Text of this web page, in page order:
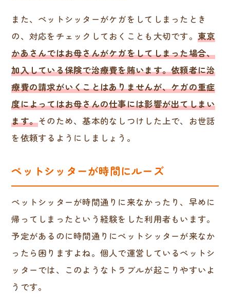
また、ペットシッターがケガをしてしまったとき
の、対応をチェックしておくことも大切です。 東京
かあさんではお母さんがケガをしてしまった場合、
加入している保険で治療費を賄います。依頼者に治
療費の請求がいくことはありませんが、ケガの重症
度によってはお母さんの仕事には影響が出てしまい
ます。そのため、基本的なしつけした上で、お世話
を依頼するようにしましょう。
ペットシッターが時間にルーズ
ペットシッターが時間通りに来なかったり、早めに
帰ってしまったという経験をした利用者もいます。
予定があるのに時間通りにペットシッターが来なか
ったら困りますよね。個人で運営しているペットシ
ッターでは、このようなトラブルが起こりやすいよ
うです。